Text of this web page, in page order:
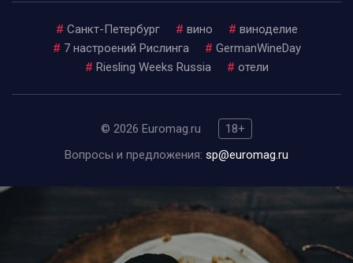
# Санкт-Петербург # вино # виноделие
# 7 настроений Рислинга # GermanWineDay
# Riesling Weeks Russia # отели
© 2026 Euromag.ru
18+
Вопросы и предложения: sp@euromag.ru